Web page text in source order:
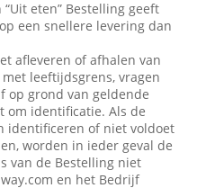
eten” Bestelling geeft
een snellere levering dan
afleveren of afhalen van
leeftijdsgrens, vragen
op grond van geldende
om identificatie. Als de
identificeren of niet voldoet
worden in ieder geval de
van de Bestelling niet
en het Bedrijf